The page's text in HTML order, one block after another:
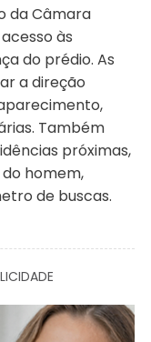
da Câmara
às
do prédio. As
a direção
Também
próximas,
homem,
de buscas.